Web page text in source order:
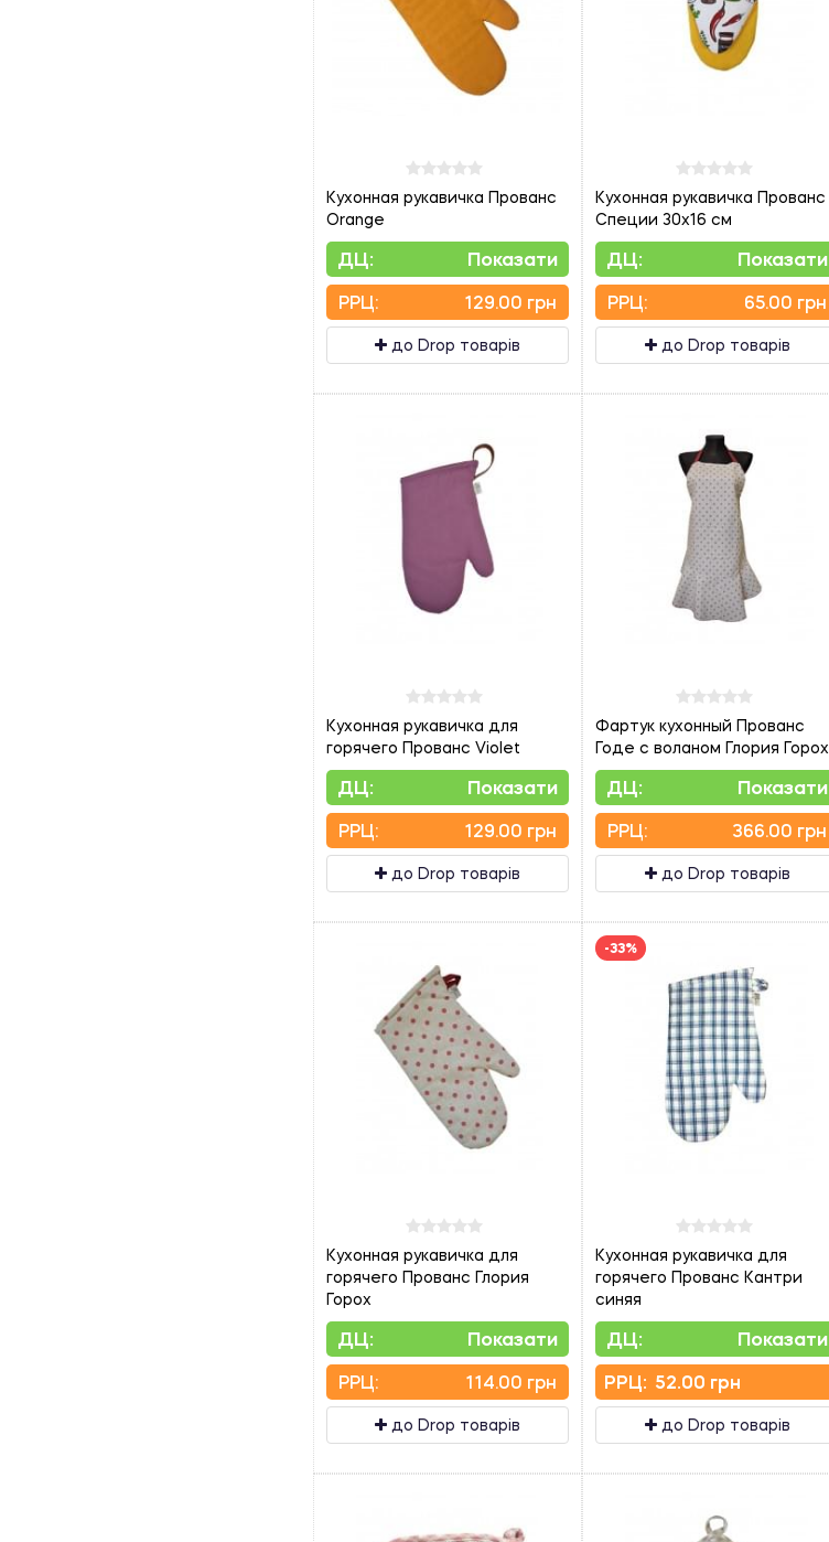
Кухонная рукавичка Прованс
Orange
ДЦ: Показати
PPЦ: 129.00 грн
до Drop товарів
Кухонная рукавичка Прованс
Специи 30х16 см
ДЦ: Показати
PPЦ: 65.00 грн
до Drop товарів
Кухонная рукавичка для
горячего Прованс Violet
ДЦ: Показати
PPЦ: 129.00 грн
до Drop товарів
Фартук кухонный Прованс
Годе с воланом Глория Горох
ДЦ: Показати
PPЦ: 366.00 грн
до Drop товарів
Кухонная рукавичка для
горячего Прованс Глория
Горох
ДЦ: Показати
PPЦ: 114.00 грн
до Drop товарів
-33%
Кухонная рукавичка для
горячего Прованс Кантри
синяя
ДЦ: Показати
PPЦ: 52.00 грн
до Drop товарів